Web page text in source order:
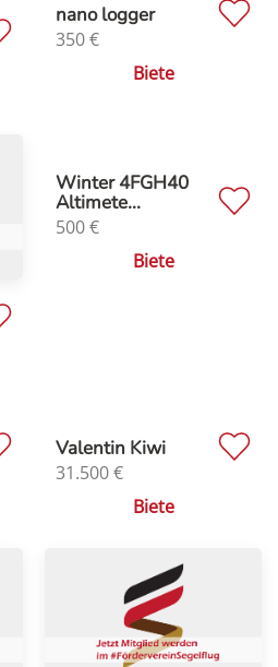
nano logger
350€
Biete
Winter 4FGH40
Altimete...
500€
Biete
Valentin Kiwi
31.500€
Biete